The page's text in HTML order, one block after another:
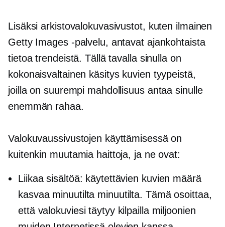
Lisäksi arkistovalokuvasivustot, kuten ilmainen
Getty Images -palvelu, antavat ajankohtaista
tietoa trendeistä. Tällä tavalla sinulla on
kokonaisvaltainen käsitys kuvien tyypeistä,
joilla on suurempi mahdollisuus antaa sinulle
enemmän rahaa.
Valokuvaussivustojen käyttämisessä on
kuitenkin muutamia haittoja, ja ne ovat:
Liikaa sisältöä: käytettävien kuvien määrä
kasvaa minuutilta minuutilta. Tämä osoittaa,
että valokuviesi täytyy kilpailla miljoonien